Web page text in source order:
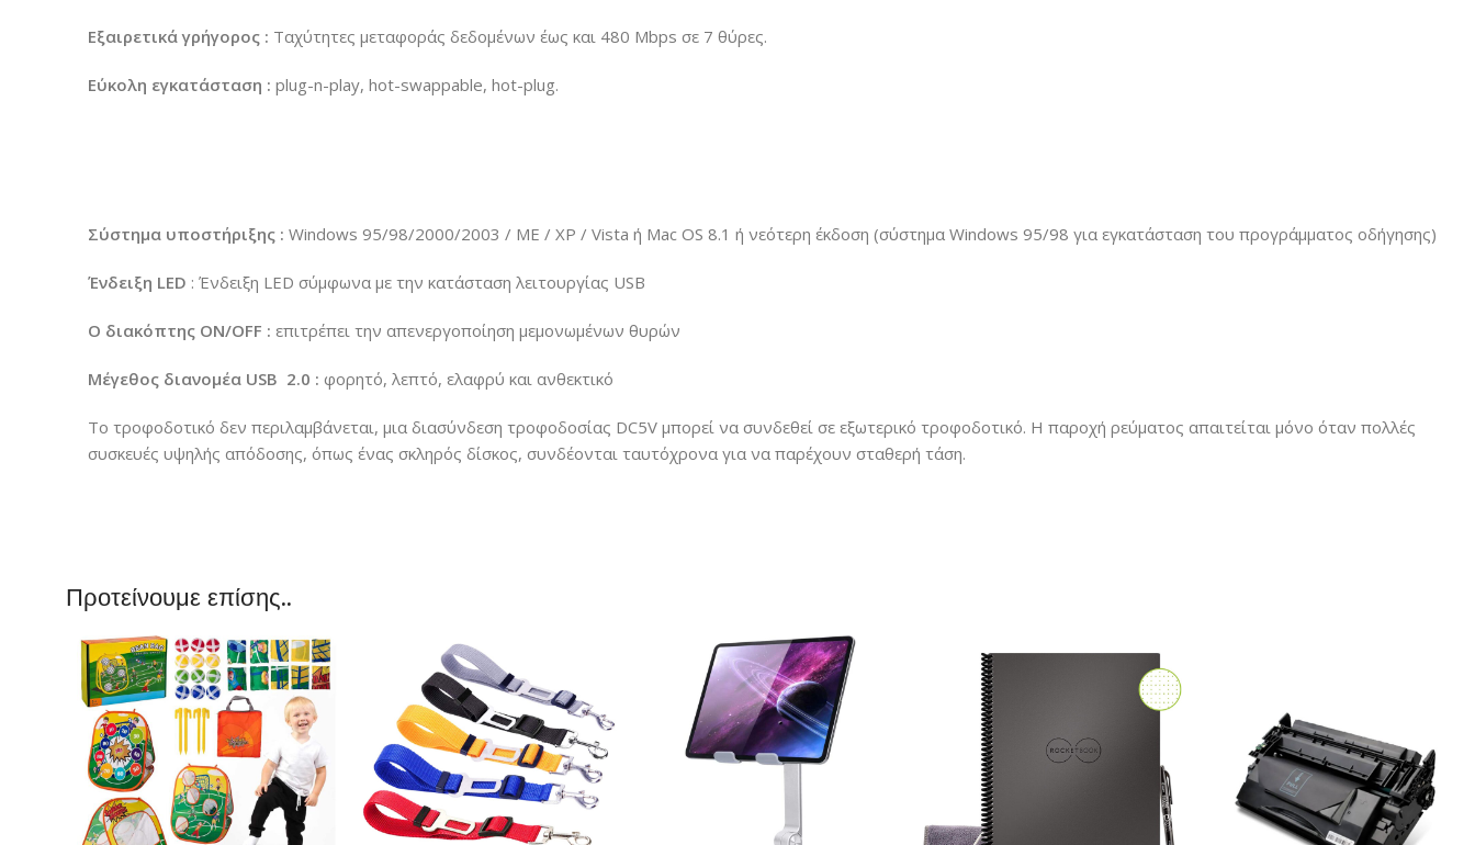
Εξαιρετικά γρήγορος : Ταχύτητες μεταφοράς δεδομένων έως και 480 Mbps σε 7 θύρες.
Εύκολη εγκατάσταση : plug-n-play, hot-swappable, hot-plug.
Σύστημα υποστήριξης : Windows 95/98/2000/2003 / ME / XP / Vista ή Mac OS 8.1 ή νεότερη έκδοση (σύστημα Windows 95/98 για εγκατάσταση του προγράμματος οδήγησης)
Ένδειξη LED : Ένδειξη LED σύμφωνα με την κατάσταση λειτουργίας USB
Ο διακόπτης ON/OFF : επιτρέπει την απενεργοποίηση μεμονωμένων θυρών
Μέγεθος διανομέα USB 2.0 : φορητό, λεπτό, ελαφρύ και ανθεκτικό
Το τροφοδοτικό δεν περιλαμβάνεται, μια διασύνδεση τροφοδοσίας DC5V μπορεί να συνδεθεί σε εξωτερικό τροφοδοτικό. Η παροχή ρεύματος απαιτείται μόνο όταν πολλές
συσκευές υψηλής απόδοσης, όπως ένας σκληρός δίσκος, συνδέονται ταυτόχρονα για να παρέχουν σταθερή τάση.
Προτείνουμε επίσης..